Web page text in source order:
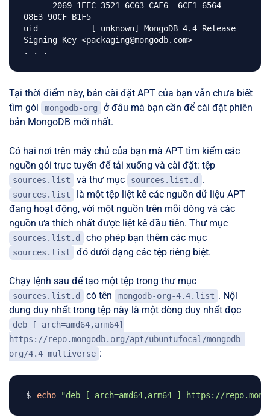
08E3 90CF B1F5
uid           [ unknown] MongoDB 4.4 Release
Signing Key <packaging@mongodb.com>
Tại thời điểm này, bản cài đặt APT của bạn vẫn chưa biết
tìm gói
mongodb-org
ở đâu mà bạn cần để cài đặt phiên
bản MongoDB mới nhất.
Có hai nơi trên máy chủ của bạn mà APT tìm kiếm các
nguồn gói trực tuyến để tải xuống và cài đặt: tệp
sources.list và thư mục sources.list.d .
sources.list
là một tệp liệt kê các nguồn dữ liệu APT
đang hoạt động, với một nguồn trên mỗi dòng và các
nguồn ưa thích nhất được liệt kê đầu tiên. Thư mục
sources.list.d cho phép bạn thêm các mục
sources.list đó dưới dạng các tệp riêng biệt.
Chạy lệnh sau để tạo một tệp trong thư mục
sources.list.d có tên mongodb-org-4.4.list . Nội
dung duy nhất trong tệp này là một dòng duy nhất đọc
deb [ arch=amd64,arm64]
https://repo.mongodb.org/apt/ubuntufocal/mongodb-
org/4.4 multiverse :
echo "deb [ arch=amd64,arm64 ] https://